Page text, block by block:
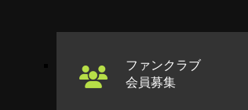
ファンクラブ
会員募集